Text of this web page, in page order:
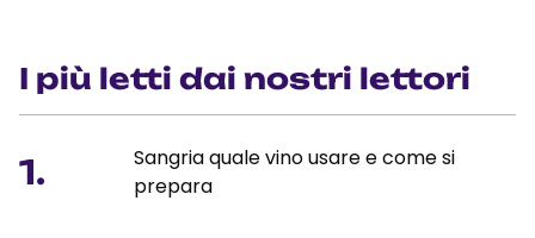
I più letti dai nostri lettori
1.
Sangria quale vino usare e come si
prepara